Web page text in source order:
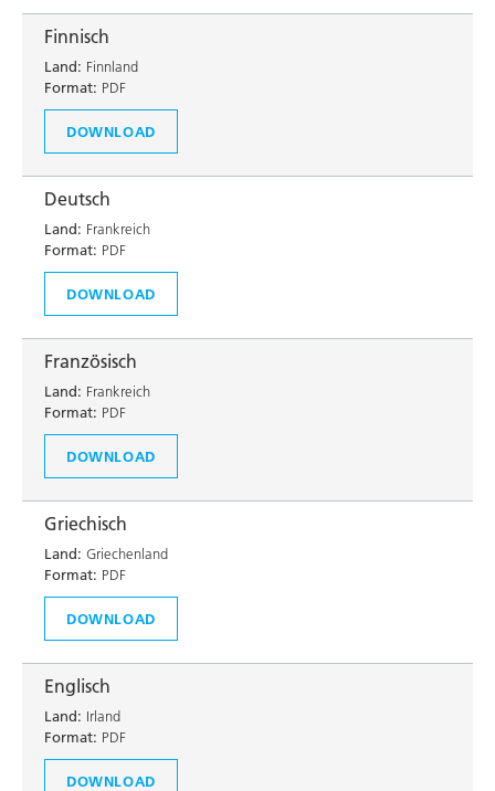
Finnisch
Land: Finnland
Format: PDF
DOWNLOAD
Deutsch
Land: Frankreich
Format: PDF
DOWNLOAD
Französisch
Land: Frankreich
Format: PDF
DOWNLOAD
Griechisch
Land: Griechenland
Format: PDF
DOWNLOAD
Englisch
Land: Irland
Format: PDF
DOWNLOAD